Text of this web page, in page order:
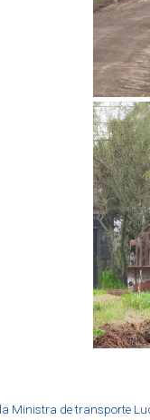
Ministra de transporte